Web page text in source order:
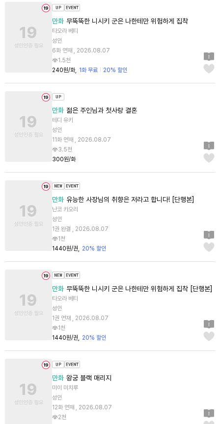
만화 무뚝뚝한 니시키 군은 나한테만 위험하게 집착
타오라 베티
성인
6화 연재 , 2026.08.07
1.5천
240원/화
1화 무료 20% 할인
만화 젊은 주인님과 첫사랑 결혼
테디 유키
성인
11화 연재 , 2026.08.07
3.5천
300원/화
만화 유능한 사장님의 취향은 저라고 합니다! [단행본]
난코 카오리
성인
1권 완결 , 2026.08.07
1천
1440원/권
20% 할인
만화 무뚝뚝한 니시키 군은 나한테만 위험하게 집착 [단행본]
타오라 베티
성인
1권 연재 , 2026.08.07
1천
1440원/권
20% 할인
만화 왕궁 블랙 매리지
미이 미치루
성인
12화 연재 , 2026.08.07
2천